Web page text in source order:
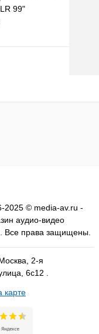
99"
2025 © media-av.ru -
аудио-видео
Все права защищены.
2-я
6с12 .
карте